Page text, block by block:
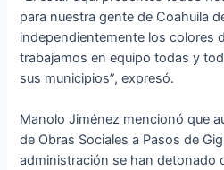
para nuestra gente de Coahuila
independientemente los colores
trabajamos en equipo todas y
sus municipios”, expresó.
Manolo Jiménez mencionó que
de Obras Sociales a Pasos de
administración se han detonado